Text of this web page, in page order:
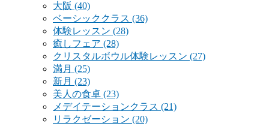
大阪 (40)
ベーシッククラス (36)
体験レッスン (28)
癒しフェア (28)
クリスタルボウル体験レッスン (27)
満月 (25)
新月 (23)
美人の食卓 (23)
メデイテーションクラス (21)
リラクゼーション (20)